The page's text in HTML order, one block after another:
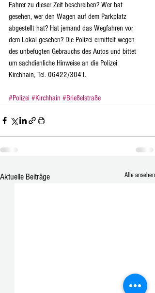
Fahrer zu dieser Zeit beschreiben? Wer hat
gesehen, wer den Wagen auf dem Parkplatz
abgestellt hat? Hat jemand das Wegfahren vor
dem Lokal gesehen? Die Polizei ermittelt wegen
des unbefugten Gebrauchs des Autos und bittet
um sachdienliche Hinweise an die Polizei
Kirchhain, Tel. 06422/3041.
#Polizei #Kirchhain #Brießelstraße
Aktuelle Beiträge Alle ansehen